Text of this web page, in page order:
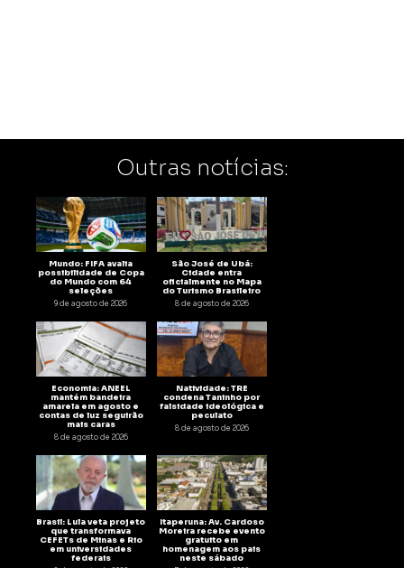
Outras notícias:
Mundo: FIFA avalia
possibilidade de Copa
do Mundo com 64
seleções
9 de agosto de 2026
São José de Ubá:
Cidade entra
oficialmente no Mapa
do Turismo Brasileiro
8 de agosto de 2026
Economia: ANEEL
mantém bandeira
amarela em agosto e
contas de luz seguirão
mais caras
8 de agosto de 2026
Natividade: TRE
condena Taninho por
falsidade ideológica e
peculato
8 de agosto de 2026
Brasil: Lula veta projeto
que transformava
CEFETs de Minas e Rio
em universidades
federais
Itaperuna: Av. Cardoso
Moreira recebe evento
gratuito em
homenagem aos pais
neste sábado